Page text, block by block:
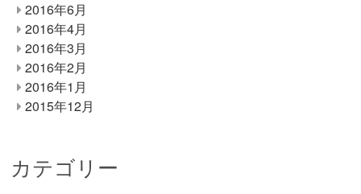
2016年6月
2016年4月
2016年3月
2016年2月
2016年1月
2015年12月
カテゴリー